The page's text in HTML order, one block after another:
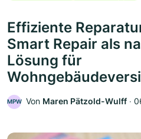
Effiziente
Smart Repair als
Lösung für
MPW Von Maren Pätzold-Wulff ‧